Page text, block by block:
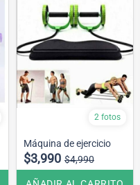
2 fotos
Máquina de ejercicio
$3,990 $4,990